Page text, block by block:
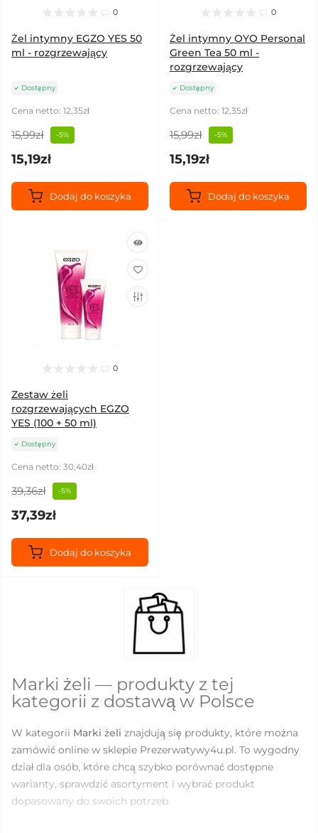
0
Żel intymny EGZO YES 50
ml - rozgrzewający
Dostępny
Cena netto: 12,35zł
15,99zł -5%
15,19zł
Dodaj do koszyka
0
Żel intymny OYO Personal
Green Tea 50 ml -
rozgrzewający
Dostępny
Cena netto: 12,35zł
15,99zł -5%
15,19zł
Dodaj do koszyka
0
Zestaw żeli
rozgrzewających EGZO
YES (100 + 50 ml)
Dostępny
Cena netto: 30,40zł
39,36zł -5%
37,39zł
Dodaj do koszyka
Marki żeli — produkty z tej
kategorii z dostawą w Polsce
W kategorii Marki żeli znajdują się produkty, które można
zamówić online w sklepie Prezerwatywy4u.pl. To wygodny
dział dla osób, które chcą szybko porównać dostępne
warianty, sprawdzić asortyment i wybrać produkt
dopasowany do swoich potrzeb.